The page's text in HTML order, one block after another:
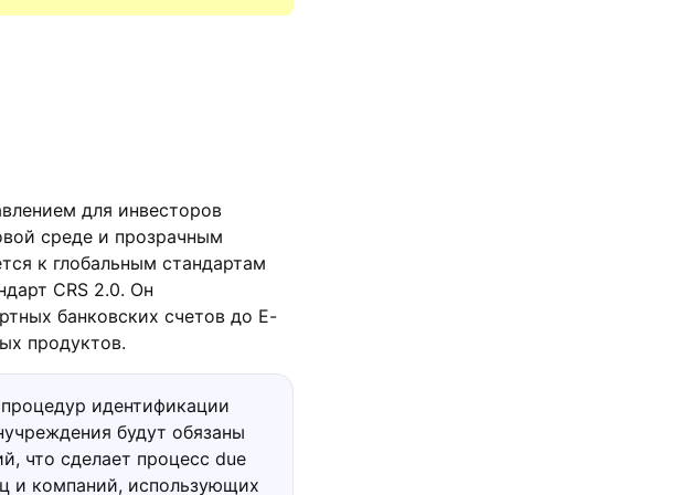
для инвесторов
среде и прозрачным
к глобальным стандартам
CRS 2.0. Он
банковских счетов до E-
продуктов.
идентификации
будут обязаны
что сделает процесс due
и компаний, использующих